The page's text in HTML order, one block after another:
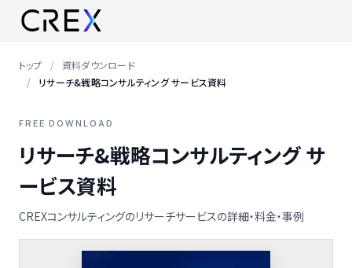
トップ
資料ダウンロード
リサーチ&戦略コンサルティング サービス資料
FREE DOWNLOAD
リサーチ&戦略コンサルティング サ
ービス資料
CREXコンサルティングのリサーチサービスの詳細・料金・事例